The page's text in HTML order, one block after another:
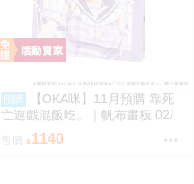
預購
【OKA咪】11月預購 靠死
亡遊戲混飯吃。｜帆布畫板 02/
(新繪插畫) (御城)
1140